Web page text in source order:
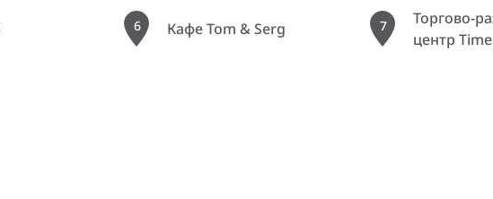
6 Кафе Tom & Serg 7
Торгово-
центр